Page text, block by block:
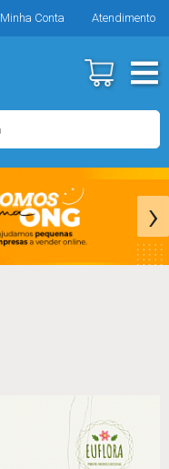
Minha Conta Atendimento
›